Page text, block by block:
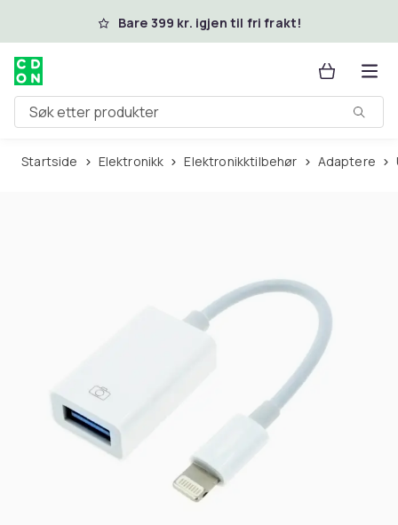
Hopp til hovedinnholdBare 399 kr. igjen til fri frakt!
Søk etter produkter
Startside Elektronikk Elektronikktilbehør Adaptere